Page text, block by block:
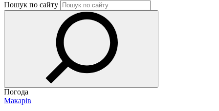
Пошук по сайту
Погода
Макарів